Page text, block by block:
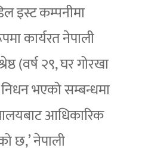
इस्ट कम्पनीमा
कार्यरत नेपाली
(वर्ष २९, घर गोरखा
भएको सम्बन्धमा
आधिकारिक
छ,’ नेपाली